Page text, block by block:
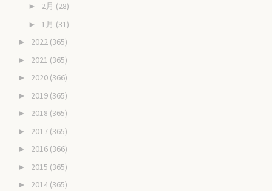
► 2月 (28)
► 1月 (31)
► 2022 (365)
► 2021 (365)
► 2020 (366)
► 2019 (365)
► 2018 (365)
► 2017 (365)
► 2016 (366)
► 2015 (365)
► 2014 (365)